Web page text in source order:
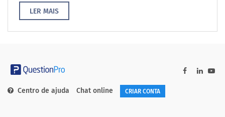
LER MAIS
Centro de ajuda Chat online CRIAR CONTA